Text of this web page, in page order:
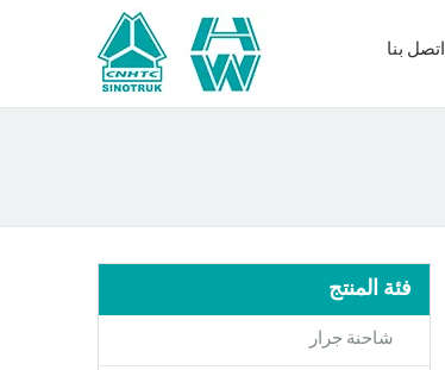
اتصل بنا
فئة المنتج
شاحنة جرار